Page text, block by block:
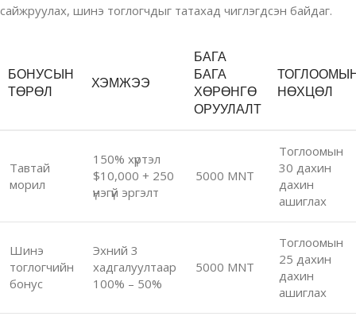
сайжруулах, шинэ тоглогчдыг татахад чиглэгдсэн байдаг.
БОНУСЫН
ТӨРӨЛ
ХЭМЖЭЭ
БАГА
БАГА
ХӨРӨНГӨ
ОРУУЛАЛТ
НӨХЦӨЛ
Тавтай
морил
150% хүртэл
$10,000 + 250
үнэгүй эргэлт
5000 MNT
Тоглоомын
30 дахин
дахин
ашиглах
Шинэ
тоглогчийн
бонус
Эхний 3
хадгалуултаар
100% – 50%
5000 MNT
Тоглоомын
25 дахин
дахин
ашиглах